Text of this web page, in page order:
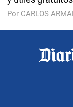
Por CARLOS